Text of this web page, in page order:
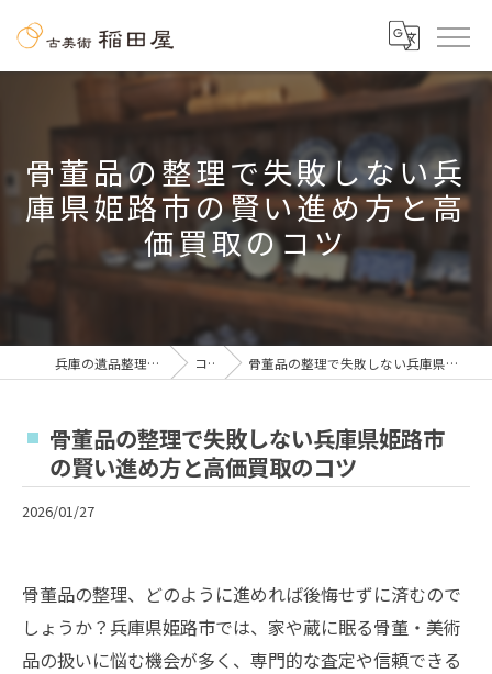
骨董品の整理で失敗しない兵
庫県姫路市の賢い進め方と高
価買取のコツ
兵庫の遺品整理なら古美術 稲田屋 コラム 骨董品の整理で失敗しない兵庫県姫路市の賢い進め方と高価買取のコツ
骨董品の整理で失敗しない兵庫県姫路市
の賢い進め方と高価買取のコツ
2026/01/27
骨董品の整理、どのように進めれば後悔せずに済むので
しょうか？兵庫県姫路市では、家や蔵に眠る骨董・美術
品の扱いに悩む機会が多く、専門的な査定や信頼できる